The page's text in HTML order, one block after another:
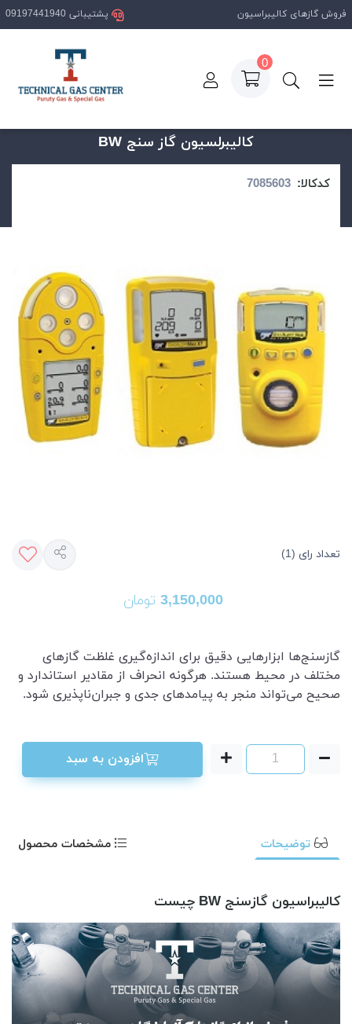
کالیبرلسیون گاز سنج BW
کدکالا:
تعداد رای (1)
3,150,000 تومان
گازسنج‌ها ابزارهایی دقیق برای اندازه‌گیری غلظت گازهای
مختلف در محیط هستند. هرگونه انحراف از مقادیر استاندارد و
صحیح می‌تواند منجر به پیامدهای جدی و جبران‌ناپذیری شود.
افزودن به سبد
توضیحات مشخصات محصول
کالیبراسیون گازسنج BW چیست
فروش گازهای کالیبراسیون پشتیبانی 09197441940
0